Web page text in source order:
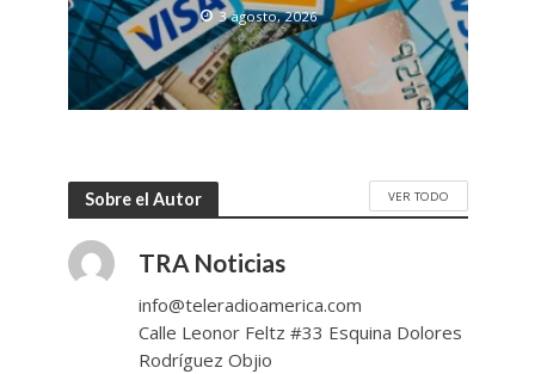
3 agosto, 2026
Sobre el Autor VER TODO
TRA Noticias
info@teleradioamerica.com
Calle Leonor Feltz #33 Esquina Dolores
Rodríguez Objio